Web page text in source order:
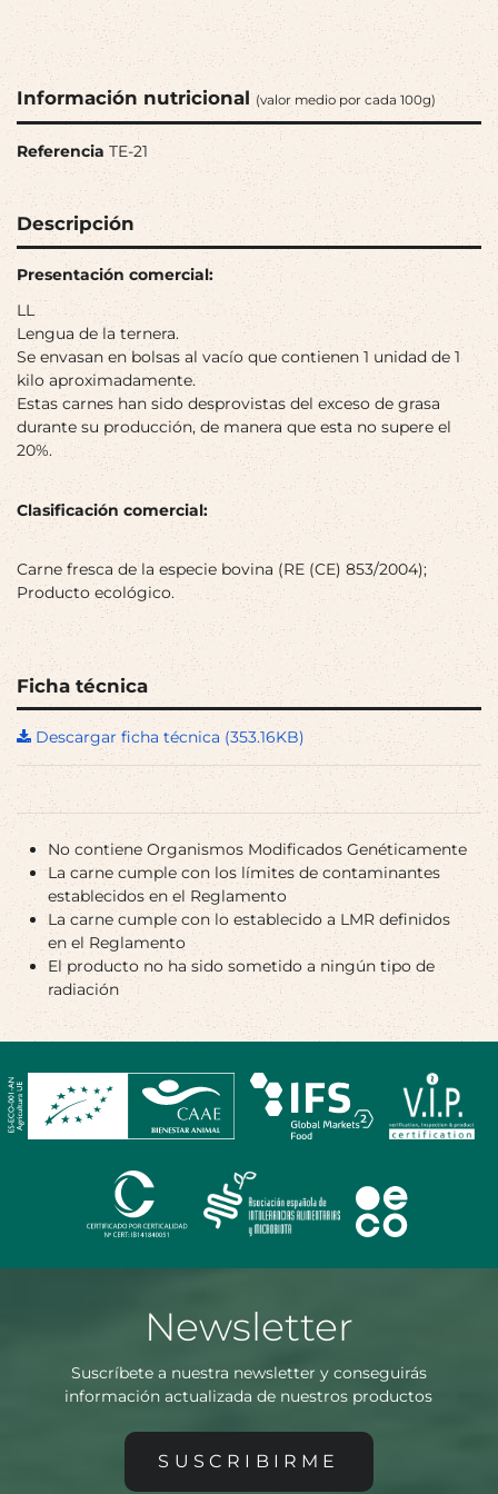
Información nutricional (valor medio por cada 100g)
Referencia TE-21
Descripción
Presentación comercial:
LL
Lengua de la ternera.
Se envasan en bolsas al vacío que contienen 1 unidad de 1
kilo aproximadamente.
Estas carnes han sido desprovistas del exceso de grasa
durante su producción, de manera que esta no supere el
20%.
Clasificación comercial:
Carne fresca de la especie bovina (RE (CE) 853/2004);
Producto ecológico.
Ficha técnica
Descargar ficha técnica (353.16KB)
No contiene Organismos Modificados Genéticamente
La carne cumple con los límites de contaminantes
establecidos en el Reglamento
La carne cumple con lo establecido a LMR definidos
en el Reglamento
El producto no ha sido sometido a ningún tipo de
radiación
Newsletter
Suscríbete a nuestra newsletter y conseguirás
información actualizada de nuestros productos
SUSCRIBIRME